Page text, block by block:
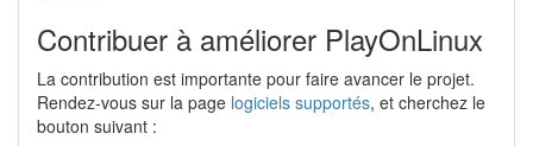
Contribuer à améliorer PlayOnLinux
La contribution est importante pour faire avancer le projet.
Rendez-vous sur la page logiciels supportés, et cherchez le
bouton suivant :